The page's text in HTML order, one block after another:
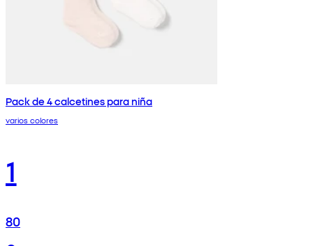
Pack de 4 calcetines para niña
varios colores
1
80